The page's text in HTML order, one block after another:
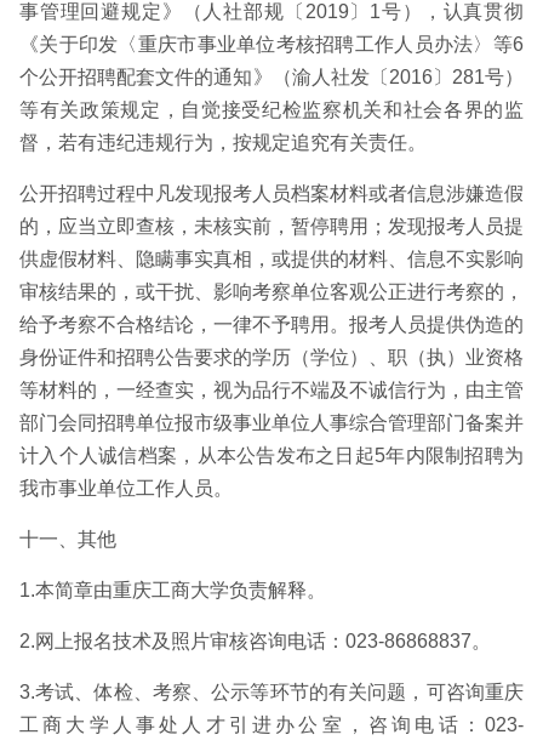
事管理回避规定》（人社部规〔2019〕1号），认真贯彻
《关于印发〈重庆市事业单位考核招聘工作人员办法〉等6
个公开招聘配套文件的通知》（渝人社发〔2016〕281号）
等有关政策规定，自觉接受纪检监察机关和社会各界的监
督，若有违纪违规行为，按规定追究有关责任。
公开招聘过程中凡发现报考人员档案材料或者信息涉嫌造假
的，应当立即查核，未核实前，暂停聘用；发现报考人员提
供虚假材料、隐瞒事实真相，或提供的材料、信息不实影响
审核结果的，或干扰、影响考察单位客观公正进行考察的，
给予考察不合格结论，一律不予聘用。报考人员提供伪造的
身份证件和招聘公告要求的学历（学位）、职（执）业资格
等材料的，一经查实，视为品行不端及不诚信行为，由主管
部门会同招聘单位报市级事业单位人事综合管理部门备案并
计入个人诚信档案，从本公告发布之日起5年内限制招聘为
我市事业单位工作人员。
十一、其他
1.本简章由重庆工商大学负责解释。
2.网上报名技术及照片审核咨询电话：023-86868837。
3.考试、体检、考察、公示等环节的有关问题，可咨询重庆
工商大学人事处人才引进办公室，咨询电话：023-